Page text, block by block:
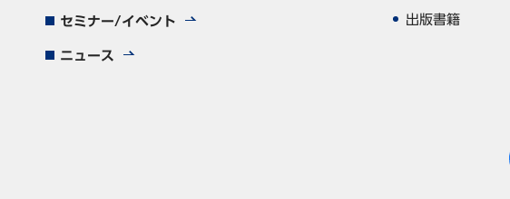
セミナー/イベント
ニュース
出版書籍